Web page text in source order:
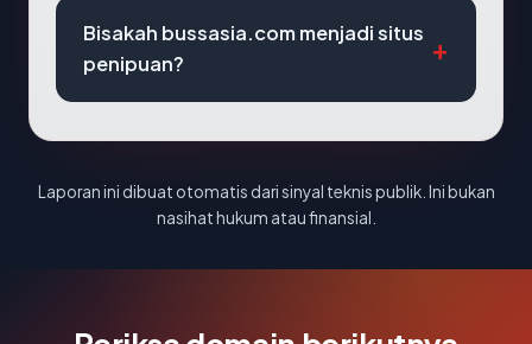
Bisakah bussasia.com menjadi situs
penipuan?
Laporan ini dibuat otomatis dari sinyal teknis publik. Ini bukan
nasihat hukum atau finansial.